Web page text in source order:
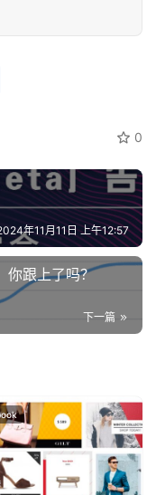
0
年11月11日 上午12:57
你跟上了吗？
下一篇